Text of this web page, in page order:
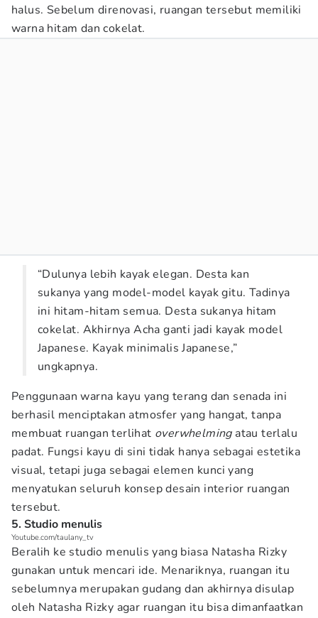
halus. Sebelum direnovasi, ruangan tersebut memiliki
warna hitam dan cokelat.
“Dulunya lebih kayak elegan. Desta kan
sukanya yang model-model kayak gitu. Tadinya
ini hitam-hitam semua. Desta sukanya hitam
cokelat. Akhirnya Acha ganti jadi kayak model
Japanese. Kayak minimalis Japanese,”
ungkapnya.
Penggunaan warna kayu yang terang dan senada ini
berhasil menciptakan atmosfer yang hangat, tanpa
membuat ruangan terlihat overwhelmingatau terlalu
padat. Fungsi kayu di sini tidak hanya sebagai estetika
visual, tetapi juga sebagai elemen kunci yang
menyatukan seluruh konsep desain interior ruangan
tersebut.
5. Studio menulis
Youtube.com/taulany_tv
Beralih ke studio menulis yang biasa Natasha Rizky
gunakan untuk mencari ide. Menariknya, ruangan itu
sebelumnya merupakan gudang dan akhirnya disulap
oleh Natasha Rizky agar ruangan itu bisa dimanfaatkan